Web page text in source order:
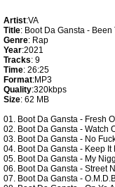
Artist:VA
Title: Boot Da Gansta -
Genre: Rap
Year:2021
Tracks: 9
Time: 26:25
Format:MP3
Quality:320kbps
Size: 62 MB
01. Boot Da Gansta - Fresh
02. Boot Da Gansta - Watch
03. Boot Da Gansta - No
04. Boot Da Gansta - Keep It
05. Boot Da Gansta - My
06. Boot Da Gansta - Street
07. Boot Da Gansta -